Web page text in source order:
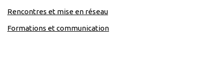
Rencontres et mise en réseau
Formations et communication